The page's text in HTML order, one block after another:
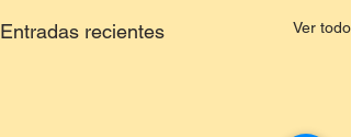
Entradas recientes Ver todo